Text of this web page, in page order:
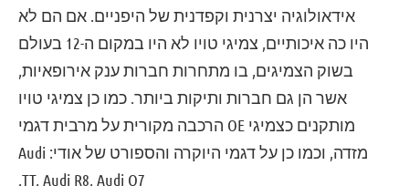
אידאולוגיה יצרנית וקפדנית של היפניים. אם הם לא
היו כה איכותיים, צמיגי טויו לא היו במקום ה-12 בעולם
בשוק הצמיגים, בו מתחרות חברות ענק אירופאיות,
אשר הן גם חברות ותיקות ביותר. כמו כן צמיגי טויו
מותקנים כצמיגי OE הרכבה מקורית על מרבית דגמי
מזדה, וכמו כן על דגמי היוקרה והספורט של אודי: Audi
TT, Audi R8, Audi Q7.